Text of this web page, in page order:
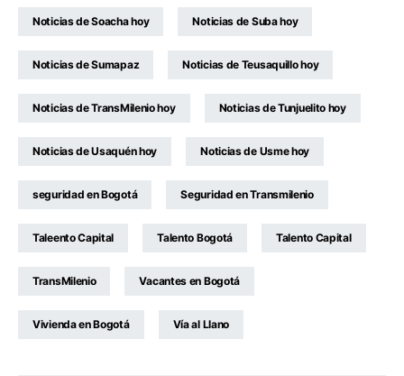
Noticias de Soacha hoy Noticias de Suba hoy
Noticias de Sumapaz Noticias de Teusaquillo hoy
Noticias de TransMilenio hoy Noticias de Tunjuelito hoy
Noticias de Usaquén hoy Noticias de Usme hoy
seguridad en Bogotá Seguridad en Transmilenio
Taleento Capital Talento Bogotá Talento Capital
TransMilenio Vacantes en Bogotá
Vivienda en Bogotá Vía al Llano